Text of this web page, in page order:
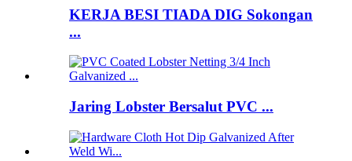
KERJA BESI TIADA DIG Sokongan
...
Jaring Lobster Bersalut PVC ...